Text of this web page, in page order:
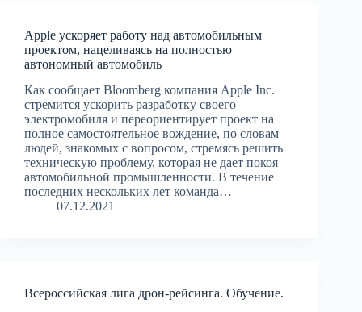
Apple ускоряет работу над автомобильным
проектом, нацеливаясь на полностью
автономный автомобиль
Как сообщает Bloomberg компания Apple Inc.
стремится ускорить разработку своего
электромобиля и переориентирует проект на
полное самостоятельное вождение, по словам
людей, знакомых с вопросом, стремясь решить
техническую проблему, которая не дает покоя
автомобильной промышленности. В течение
последних нескольких лет команда…
07.12.2021
Всеросcийская лига дрон-рейсинга. Обучение.